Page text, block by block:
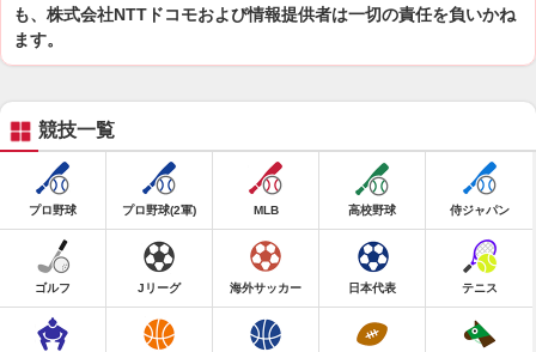
も、株式会社NTTドコモおよび情報提供者は一切の責任を負いかね
ます。
競技一覧
プロ野球 プロ野球(2軍) MLB 高校野球 侍ジャパン
ゴルフ Jリーグ 海外サッカー 日本代表 テニス